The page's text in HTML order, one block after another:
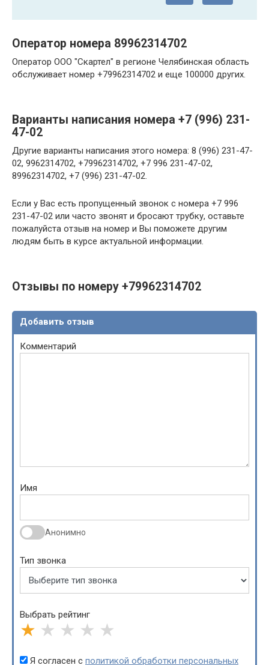
Оператор номера 89962314702
Оператор ООО "Скартел" в регионе Челябинская область
обслуживает номер +79962314702 и еще 100000 других.
Варианты написания номера +7 (996) 231-
47-02
Другие варианты написания этого номера: 8 (996) 231-47-
02, 9962314702, +79962314702, +7 996 231-47-02,
89962314702, +7 (996) 231-47-02.
Если у Вас есть пропущенный звонок с номера +7 996
231-47-02 или часто звонят и бросают трубку, оставьте
пожалуйста отзыв на номер и Вы поможете другим
людям быть в курсе актуальной информации.
Отзывы по номеру +79962314702
Добавить отзыв
Комментарий
Имя
Анонимно
Тип звонка
Выбрать рейтинг
★ ★ ★ ★ ★
Я согласен с политикой обработки персональных